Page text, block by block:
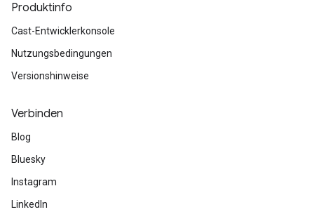
Produktinfo
Cast-Entwicklerkonsole
Nutzungsbedingungen
Versionshinweise
Verbinden
Blog
Bluesky
Instagram
LinkedIn